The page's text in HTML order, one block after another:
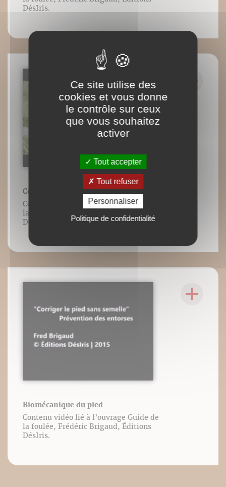
DésIris.
Courir avant-pied en descente
Contenu vidéo lié à l’ouvrage Guide de
la foulée, Frédéric Brigaud, Éditions
DésIris.
Biomécanique du pied
Contenu vidéo lié à l’ouvrage Guide de
la foulée, Frédéric Brigaud, Éditions
DésIris.
Ce site utilise des
cookies et vous donne
le contrôle sur ceux
que vous souhaitez
activer
Tout accepter
Tout refuser
Personnaliser
Politique de confidentialité